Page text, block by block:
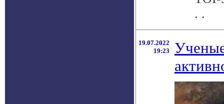
. .
19.07.2022
19:23